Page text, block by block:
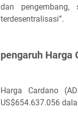
dan pengembang,
terdesentralisasi”.
pengaruh Harga
Harga Cardano
US$654.637.056